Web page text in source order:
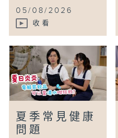
05/08/2026
收看
夏季常見健康
問題